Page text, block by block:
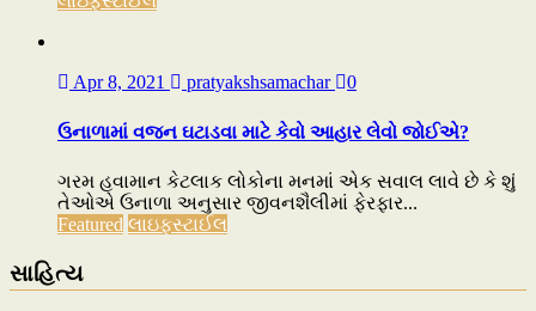
Apr 8, 2021 pratyakshsamachar 0
ઉનાળામાં વજન ઘટાડવા માટે કેવો આહાર લેવો જોઈએ?
ગરમ હવામાન કેટલાક લોકોના મનમાં એક સવાલ લાવે છે કે શું
તેઓએ ઉનાળા અનુસાર જીવનશૈલીમાં ફેરફાર...
Featured લાઇફસ્ટાઈલ
સાહિત્ય